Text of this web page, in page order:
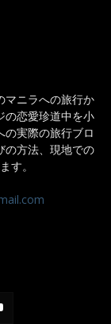
マニラへの旅行か
の恋愛珍道中を小
実際の旅行ブロ
の方法、現地での
す。